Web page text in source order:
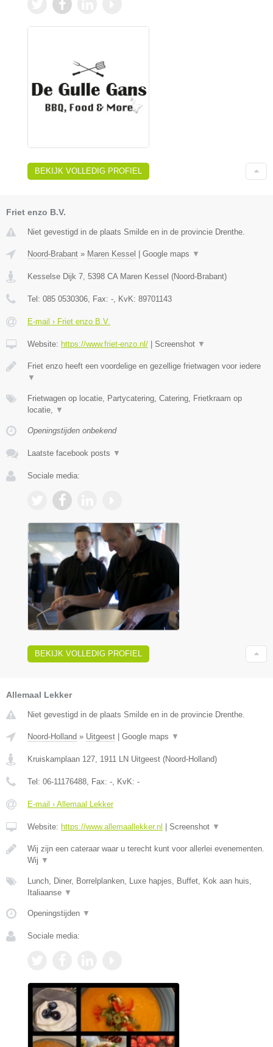
BEKIJK VOLLEDIG PROFIEL
Friet enzo B.V.
Niet gevestigd in de plaats Smilde en in de provincie Drenthe.
Noord-Brabant » Maren Kessel Google maps ▼
Kesselse Dijk 7, 5398 CA Maren Kessel (Noord-Brabant)
Tel: 085 0530306, Fax: -, KvK: 89701143
E-mail › Friet enzo B.V.
Website: https://www.friet-enzo.nl/ Screenshot ▼
Friet enzo heeft een voordelige en gezellige frietwagen voor iedere
▼
Frietwagen op locatie, Partycatering, Catering, Frietkraam op
locatie, ▼
Openingstijden onbekend
Laatste facebook posts ▼
Sociale media:
BEKIJK VOLLEDIG PROFIEL
Allemaal Lekker
Niet gevestigd in de plaats Smilde en in de provincie Drenthe.
Noord-Holland » Uitgeest | Google maps ▼
Kruiskamplaan 127 1911 LN Uitgeest (Noord-Holland)
Tel: 06-11176488 , Fax: - , KvK: -
E-mail › Allemaal Lekker
Website: https://www.allemaallekker.nl | Screenshot ▼
Wij zijn een cateraar waar u terecht kunt voor allerlei evenementen.
Wij ▼
Lunch, Diner, Borrelplanken, Luxe hapjes, Buffet, Kok aan huis,
Italiaanse ▼
Openingstijden ▼
Sociale media: